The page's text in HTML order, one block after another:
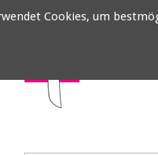
Cookies, um